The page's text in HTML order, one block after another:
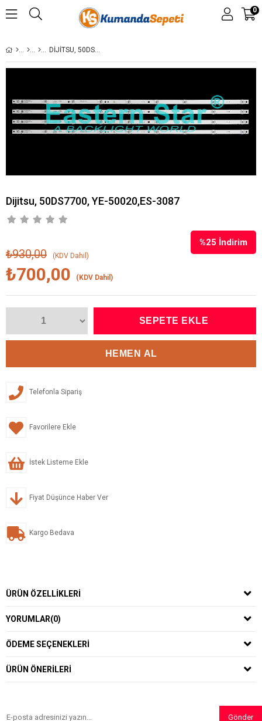
0
DIJITSU, 50DS7700, YE-50020,ES-3087
Dijitsu, 50DS7700, YE-50020,ES-3087
%25 İndirim
₺930,00 (KDV Dahil)
₺700,00 (KDV Dahil)
Telefonla Sipariş
Favorilere Ekle
İstek Listeme Ekle
Fiyat Düşünce Haber Ver
Kargo Bedava
ÜRÜN ÖZELLIKLERI
YORUMLAR(0)
ÖDEME SEÇENEKLERI
ÜRÜN ÖNERILERI
Gönder